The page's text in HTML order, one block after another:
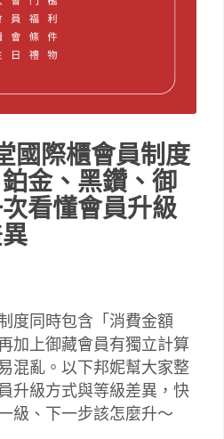
國際櫃會員制度
金、黑鑽、御
看懂會員升級
度同時包含「消費金額
加上御藏會員有獨立計算
混亂。以下邦妮幫大家整
升級方式與等級差異，快
級、下一步該怎麼升～